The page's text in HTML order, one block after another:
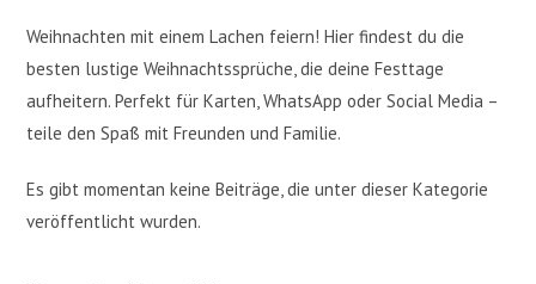
Weihnachten mit einem Lachen feiern! Hier findest du die
besten lustige Weihnachtssprüche, die deine Festtage
aufheitern. Perfekt für Karten, WhatsApp oder Social Media –
teile den Spaß mit Freunden und Familie.
Es gibt momentan keine Beiträge, die unter dieser Kategorie
veröffentlicht wurden.